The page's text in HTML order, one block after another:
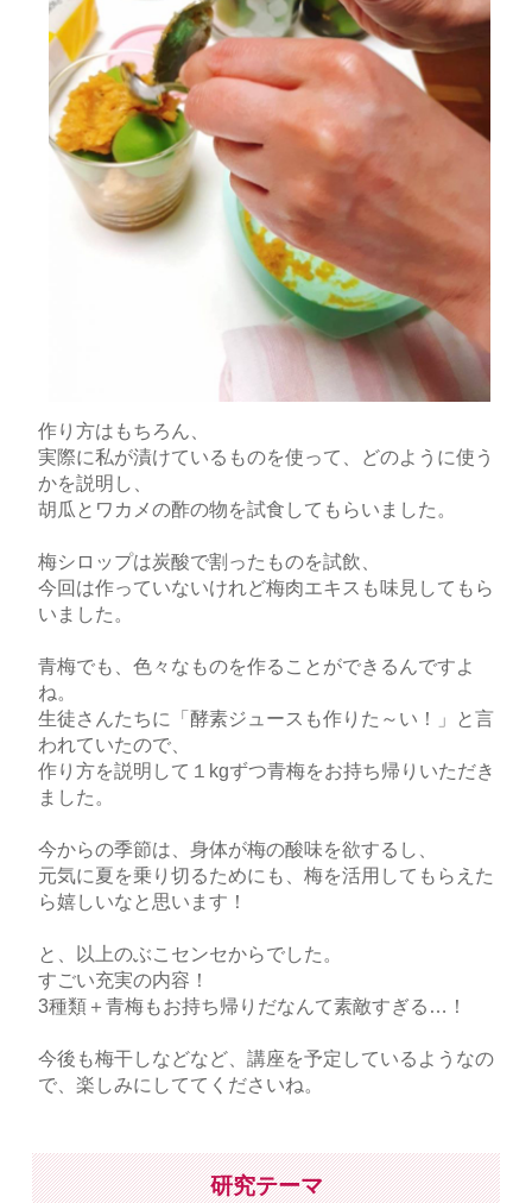
作り方はもちろん、
実際に私が漬けているものを使って、どのように使う
かを説明し、
胡瓜とワカメの酢の物を試食してもらいました。
梅シロップは炭酸で割ったものを試飲、
今回は作っていないけれど梅肉エキスも味見してもら
いました。
青梅でも、色々なものを作ることができるんですよ
ね。
生徒さんたちに「酵素ジュースも作りた～い！」と言
われていたので、
作り方を説明して１kgずつ青梅をお持ち帰りいただき
ました。
今からの季節は、身体が梅の酸味を欲するし、
元気に夏を乗り切るためにも、梅を活用してもらえた
ら嬉しいなと思います！
と、以上のぶこセンセからでした。
すごい充実の内容！
3種類＋青梅もお持ち帰りだなんて素敵すぎる…！
今後も梅干しなどなど、講座を予定しているようなの
で、楽しみにしててくださいね。
研究テーマ